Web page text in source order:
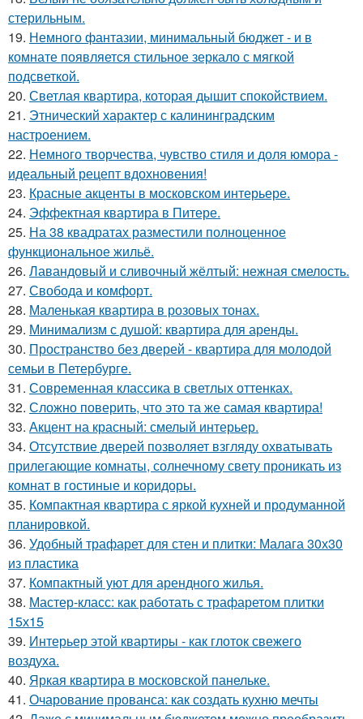
стерильным.
19. Немного фантазии, минимальный бюджет - и в
комнате появляется стильное зеркало с мягкой
подсветкой.
20. Светлая квартира, которая дышит спокойствием.
21. Этнический характер с калининградским
настроением.
22. Немного творчества, чувство стиля и доля юмора -
идеальный рецепт вдохновения!
23. Красные акценты в московском интерьере.
24. Эффектная квартира в Питере.
25. На 38 квадратах разместили полноценное
функциональное жильё.
26. Лавандовый и сливочный жёлтый: нежная смелость.
27. Свобода и комфорт.
28. Маленькая квартира в розовых тонах.
29. Минимализм с душой: квартира для аренды.
30. Пространство без дверей - квартира для молодой
семьи в Петербурге.
31. Современная классика в светлых оттенках.
32. Сложно поверить, что это та же самая квартира!
33. Акцент на красный: смелый интерьер.
34. Отсутствие дверей позволяет взгляду охватывать
прилегающие комнаты, солнечному свету проникать из
комнат в гостиные и коридоры.
35. Компактная квартира с яркой кухней и продуманной
планировкой.
36. Удобный трафарет для стен и плитки: Малага 30х30
из пластика
37. Компактный уют для арендного жилья.
38. Мастер-класс: как работать с трафаретом плитки
15х15
39. Интерьер этой квартиры - как глоток свежего
воздуха.
40. Яркая квартира в московской панельке.
41. Очарование прованса: как создать кухню мечты